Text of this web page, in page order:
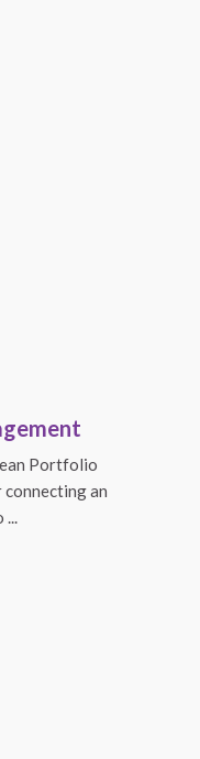
Portfolio
connecting an
...